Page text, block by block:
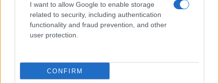
I want to allow Google to enable storage
related to security, including authentication
functionality and fraud prevention, and other
user protection.
CONFIRM
pantomima.
#GIUSEPPE CONTE
PAGINA